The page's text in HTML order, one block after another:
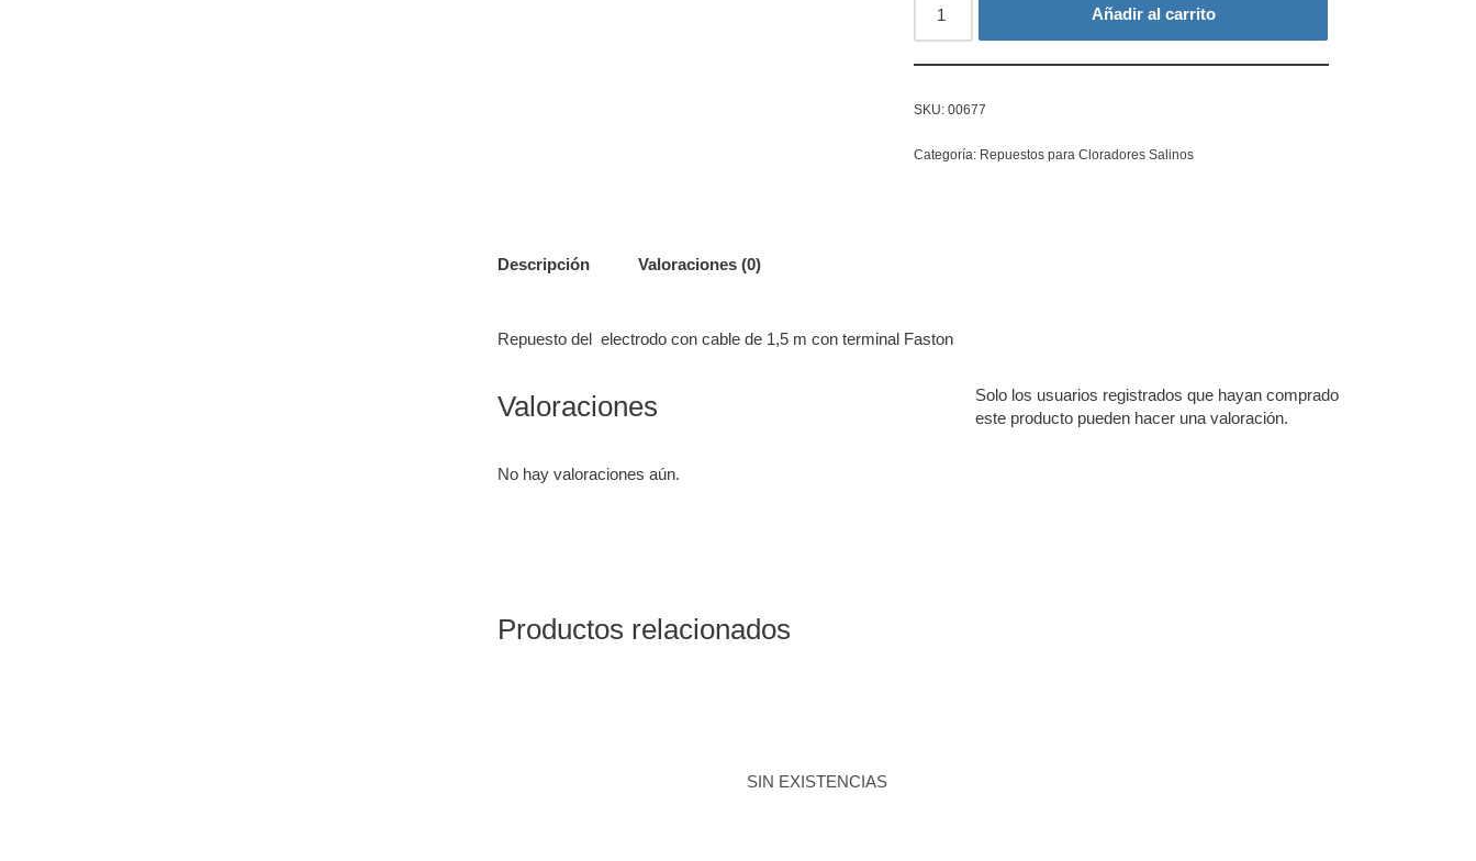
Añadir al carrito
SKU: 00677
Categoría: Repuestos para Cloradores Salinos
Descripción Valoraciones (0)
Repuesto del electrodo con cable de 1,5 m con terminal Faston
Valoraciones
No hay valoraciones aún.
Solo los usuarios registrados que hayan comprado
este producto pueden hacer una valoración.
Productos relacionados
SIN EXISTENCIAS